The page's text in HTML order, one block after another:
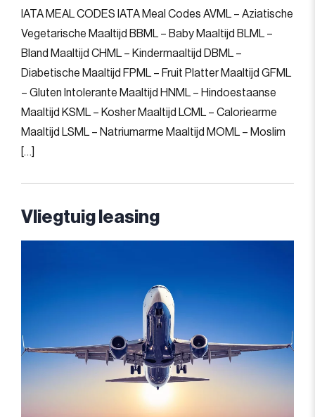
IATA MEAL CODES IATA Meal Codes AVML – Aziatische
Vegetarische Maaltijd BBML – Baby Maaltijd BLML –
Bland Maaltijd CHML – Kindermaaltijd DBML –
Diabetische Maaltijd FPML – Fruit Platter Maaltijd GFML
– Gluten Intolerante Maaltijd HNML – Hindoestaanse
Maaltijd KSML – Kosher Maaltijd LCML – Caloriearme
Maaltijd LSML – Natriumarme Maaltijd MOML – Moslim
[…]
Vliegtuig leasing